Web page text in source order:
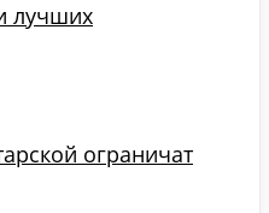
лучших
ограничат